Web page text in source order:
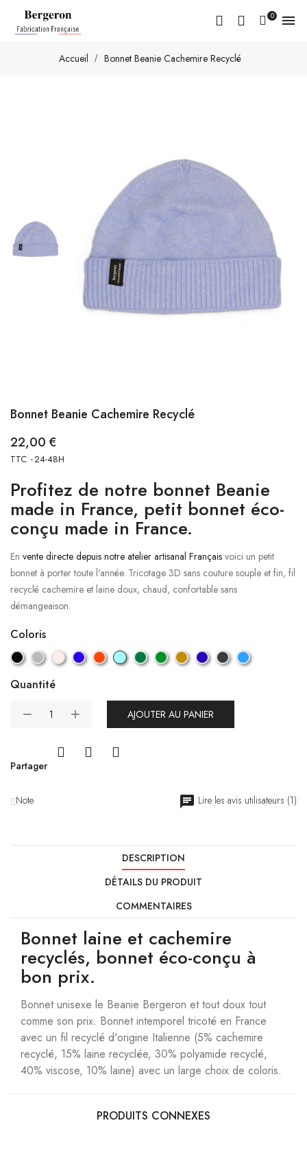
0 
Accueil Bonnet Beanie Cachemire Recyclé
Bonnet Beanie Cachemire Recyclé
22,00 €
TTC 24-48H
Profitez de notre bonnet Beanie
made in France, petit bonnet éco-
conçu made in France.
En vente directe depuis notre atelier artisanal Français voici un petit
bonnet à porter toute l'année. Tricotage 3D sans couture souple et fin, fil
recyclé cachemire et laine doux, chaud, confortable sans
démangeaison.
Coloris
Quantité
AJOUTER AU PANIER
Partager
Note Lire les avis utilisateurs (1)
DESCRIPTION
DÉTAILS DU PRODUIT
COMMENTAIRES
Bonnet laine et cachemire
recyclés, bonnet éco-conçu à
bon prix.
Bonnet unisexe le Beanie Bergeron et tout doux tout
comme son prix. Bonnet intemporel tricoté en France
avec un fil recyclé d'origine Italienne (5% cachemire
recyclé, 15% laine recyclée, 30% polyamide recyclé,
40% viscose, 10% laine) avec un large choix de coloris.
PRODUITS CONNEXES